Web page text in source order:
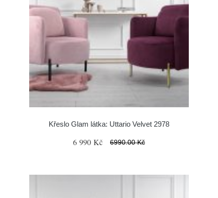
Křeslo Glam látka: Uttario Velvet 2978
6 990 Kč 6990.00 Kč